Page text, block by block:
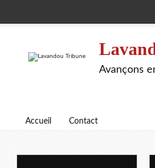
Avançons
Accueil Contact